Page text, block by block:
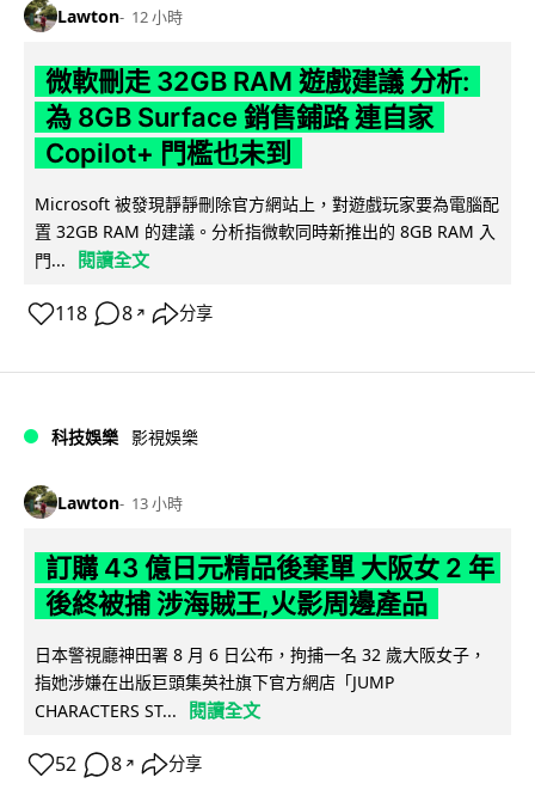
Lawton 12 小時
微軟刪走 32GB RAM 遊戲建議 分析:
為 8GB Surface 銷售鋪路 連自家
Copilot+ 門檻也未到
Microsoft 被發現靜靜刪除官方網站上，對遊戲玩家要為電腦配
置 32GB RAM 的建議。分析指微軟同時新推出的 8GB RAM 入
門...
閱讀全文
118 8 ↗ 分享
科技娛樂 影視娛樂
Lawton 13 小時
訂購 43 億日元精品後棄單 大阪女 2 年
後終被捕 涉海賊王,火影周邊產品
日本警視廳神田署 8 月 6 日公布，拘捕一名 32 歲大阪女子，
指她涉嫌在出版巨頭集英社旗下官方網店「JUMP
CHARACTERS ST...
閱讀全文
52 8 ↗ 分享